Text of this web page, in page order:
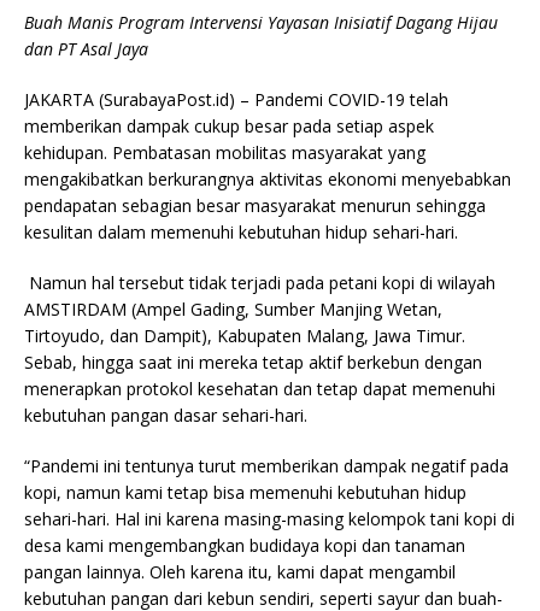
Buah Manis Program Intervensi Yayasan Inisiatif Dagang Hijau
dan PT Asal Jaya
JAKARTA (SurabayaPost.id) – Pandemi COVID-19 telah
memberikan dampak cukup besar pada setiap aspek
kehidupan. Pembatasan mobilitas masyarakat yang
mengakibatkan berkurangnya aktivitas ekonomi menyebabkan
pendapatan sebagian besar masyarakat menurun sehingga
kesulitan dalam memenuhi kebutuhan hidup sehari-hari.
Namun hal tersebut tidak terjadi pada petani kopi di wilayah
AMSTIRDAM (Ampel Gading, Sumber Manjing Wetan,
Tirtoyudo, dan Dampit), Kabupaten Malang, Jawa Timur.
Sebab, hingga saat ini mereka tetap aktif berkebun dengan
menerapkan protokol kesehatan dan tetap dapat memenuhi
kebutuhan pangan dasar sehari-hari.
“Pandemi ini tentunya turut memberikan dampak negatif pada
kopi, namun kami tetap bisa memenuhi kebutuhan hidup
sehari-hari. Hal ini karena masing-masing kelompok tani kopi di
desa kami mengembangkan budidaya kopi dan tanaman
pangan lainnya. Oleh karena itu, kami dapat mengambil
kebutuhan pangan dari kebun sendiri, seperti sayur dan buah-